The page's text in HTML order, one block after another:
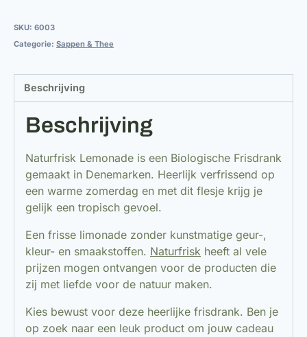
aantal
SKU: 6003
Categorie: Sappen & Thee
Beschrijving
Beschrijving
Naturfrisk Lemonade is een Biologische Frisdrank
gemaakt in Denemarken. Heerlijk verfrissend op
een warme zomerdag en met dit flesje krijg je
gelijk een tropisch gevoel.
Een frisse limonade zonder kunstmatige geur-,
kleur- en smaakstoffen. Naturfrisk heeft al vele
prijzen mogen ontvangen voor de producten die
zij met liefde voor de natuur maken.
Kies bewust voor deze heerlijke frisdrank. Ben je
op zoek naar een leuk product om jouw cadeau